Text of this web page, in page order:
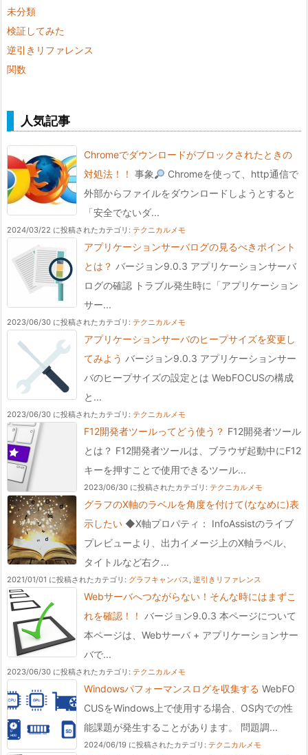
未分類
検証してみた
逆引きリファレンス
関数
人気記事
Chromeでダウンロードがブロックされたときの
対処法！！ 事象
Chromeを使って、http通信で
外部からファイルをダウンロードしようとすると
「安全でないダ...
2024/03/22 に投稿されたカテゴリ: テクニカルメモ
アプリケーションサーバログの見るべきポイント
とは？ バージョン9.0.3 アプリケーションサーバ
ログの確認 トラブル発生時に「アプリケーション
サー...
2023/06/30 に投稿されたカテゴリ: テクニカルメモ
アプリケーションサーバのヒープサイズを変更し
てみよう バージョン9.0.3 アプリケーションサー
バのヒープサイズの設定とは WebFOCUSの構成
と...
2023/06/30 に投稿されたカテゴリ: テクニカルメモ
F12開発者ツールってどう使う？ F12開発者ツール
とは？ F12開発者ツールは、ブラウザ起動中にF12
キーを押すことで使用できるツール...
2023/06/30 に投稿されたカテゴリ: テクニカルメモ
グラフのX軸のラベルを角度を付けて(ななめに)表
示したい ◆X軸プロパティ： InfoAssistのライブ
プレビューより、出力イメージ上のX軸ラベル、
タイトルなど右ク...
2021/01/01 に投稿されたカテゴリ: グラフキャンバス, 逆引きリファレンス
Webサーバへつながらない！そんな時にはまずこ
れを確認！！ バージョン9.0.3 本ページについて
本ページは、Webサーバ + アプリケーションサー
バで...
2023/06/30 に投稿されたカテゴリ: テクニカルメモ
Windowsパフォーマンスログを収集する WebFO
CUSをWindows上で使用する場合、OS内での性
能課題が発生することがあります。 問題調...
2024/06/19 に投稿されたカテゴリ: テクニカルメモ